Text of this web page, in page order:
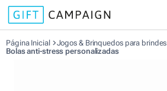
Página Inicial
Jogos & Brinquedos para brindes
Bolas anti-stress personalizadas